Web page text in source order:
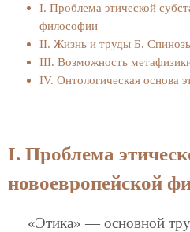
I. Проблема этической
философии
II. Жизнь и труды Б.
III. Возможность
IV. Онтологическая основа
I. Проблема
новоевропейской
«Этика» — основной